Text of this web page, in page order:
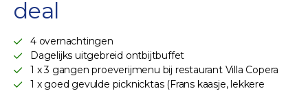
deal
4 overnachtingen
Dagelijks uitgebreid ontbijtbuffet
1 x 3 gangen proeverijmenu bij restaurant Villa Copera
1 x goed gevulde picknicktas (Frans kaasje, lekkere